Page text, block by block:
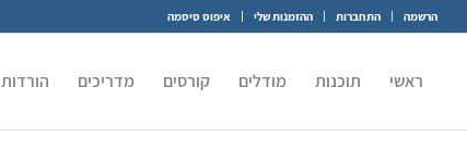
הרשמה התחברות ההזמנות שלי איפוס סיסמה
ראשי תוכנות מודלים קורסים מדריכים הורדות